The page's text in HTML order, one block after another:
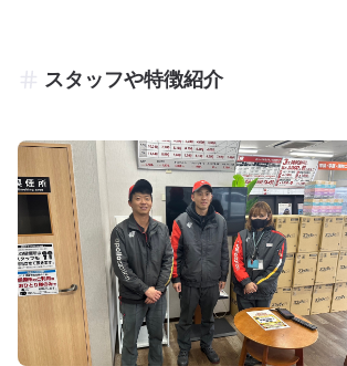
スタッフや特徴紹介